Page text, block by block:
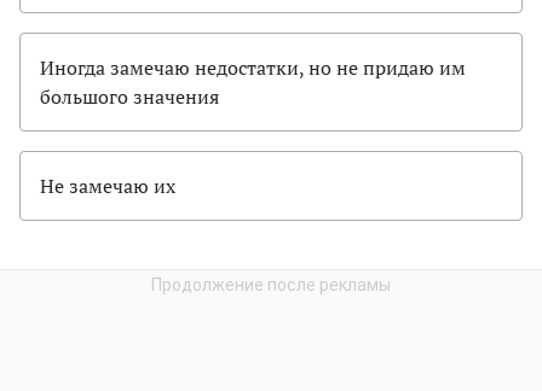
Иногда замечаю недостатки, но не придаю им
большого значения
Не замечаю их